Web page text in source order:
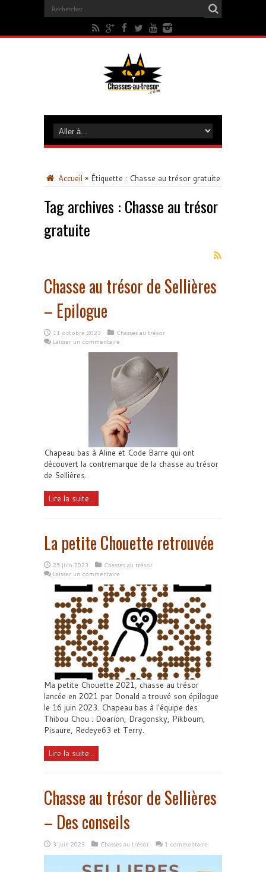
Accueil » Étiquette : Chasse au trésor gratuite
Tag archives : Chasse au trésor
gratuite
Chasse au trésor de Sellières
– Epilogue
11 octobre 2023
Chasses au trésor
Laisser un commentaire
Chapeau bas à Aline et Code Barre qui ont
découvert la contremarque de la chasse au trésor
de Sellières.
Lire la suite...
La petite Chouette retrouvée
25 juin 2023
Chasses au trésor
Laisser un commentaire
Ma petite Chouette 2021, chasse au trésor
lancée en 2021 par Donald a trouvé son épilogue
le 16 juin 2023. Chapeau bas à l'équipe des
Thibou Chou : Doarion, Dragonsky, Pikboum,
Pisaure, Redeye63 et Terry.
Lire la suite...
Chasse au trésor de Sellières
– Des conseils
3 juin 2023 Chasses au trésor 1 commentaire